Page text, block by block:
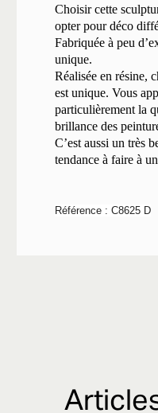
Choisir cette
opter pour déco
Fabriquée à peu
unique.
Réalisée en résine,
est unique. Vous
particulièrement la
brillance des
C’est aussi un très
tendance à faire à
Référence : C8625 D